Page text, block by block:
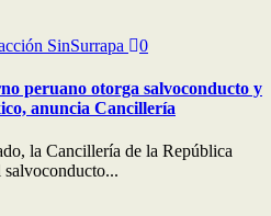
SinSurrapa 0
peruano otorga salvoconducto y
anuncia Cancillería
la Cancillería de la República
salvoconducto...